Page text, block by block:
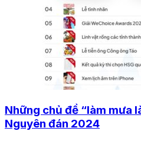
Những chủ đề “làm mưa
Nguyên đán 2024